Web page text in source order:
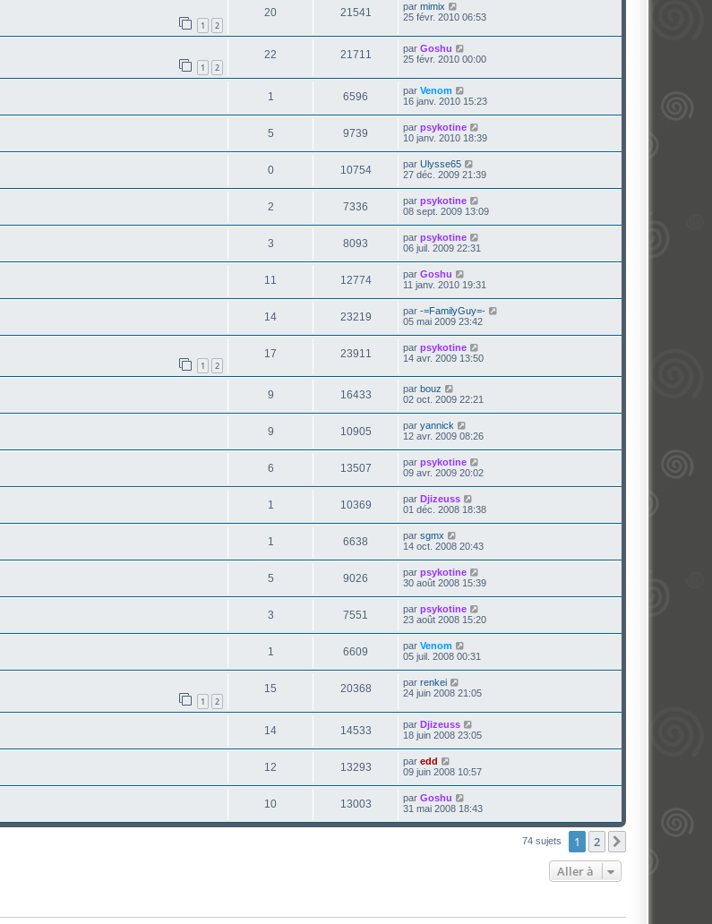
1 2
20 21541 par mimix
25 févr. 2010 06:53
1 2
22 21711 par Goshu
25 févr. 2010 00:00
1 6596 par Venom
16 janv. 2010 15:23
5 9739 par psykotine
10 janv. 2010 18:39
0 10754 par Ulysse65
27 déc. 2009 21:39
2 7336 par psykotine
08 sept. 2009 13:09
3 8093 par psykotine
06 juil. 2009 22:31
11 12774 par Goshu
11 janv. 2010 19:31
14 23219 par -=FamilyGuy=-
05 mai 2009 23:42
1 2
17 23911 par psykotine
14 avr. 2009 13:50
9 16433 par bouz
02 oct. 2009 22:21
9 10905 par yannick
12 avr. 2009 08:26
6 13507 par psykotine
09 avr. 2009 20:02
1 10369 par Djizeuss
01 déc. 2008 18:38
1 6638 par sgmx
14 oct. 2008 20:43
5 9026 par psykotine
30 août 2008 15:39
3 7551 par psykotine
23 août 2008 15:20
1 6609 par Venom
05 juil. 2008 00:31
1 2
15 20368 par renkei
24 juin 2008 21:05
14 14533 par Djizeuss
18 juin 2008 23:05
12 13293 par edd
09 juin 2008 10:57
10 13003 par Goshu
31 mai 2008 18:43
74 sujets 1 2
Aller à